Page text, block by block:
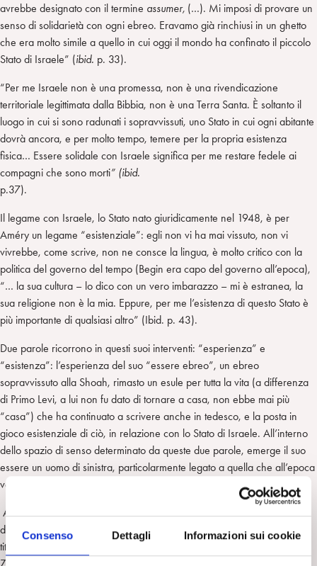
Consenso Dettagli Informazioni sui cookie
avrebbe designato con il termine assumer, (…). Mi imposi di provare un
senso di solidarietà con ogni ebreo. Eravamo già rinchiusi in un ghetto
che era molto simile a quello in cui oggi il mondo ha confinato il piccolo
Stato di Israele” (ibid. p. 33).
“Per me Israele non è una promessa, non è una rivendicazione
territoriale legittimata dalla Bibbia, non è una Terra Santa. È soltanto il
luogo in cui si sono radunati i sopravvissuti, uno Stato in cui ogni abitante
dovrà ancora, e per molto tempo, temere per la propria esistenza
fisica… Essere solidale con Israele significa per me restare fedele ai
compagni che sono morti” (ibid.
p.37).
Il legame con Israele, lo Stato nato giuridicamente nel 1948, è per
Améry un legame “esistenziale”: egli non vi ha mai vissuto, non vi
vivrebbe, come scrive, non ne consce la lingua, è molto critico con la
politica del governo del tempo (Begin era capo del governo all’epoca),
“… la sua cultura – lo dico con un vero imbarazzo – mi è estranea, la
sua religione non è la mia. Eppure, per me l’esistenza di questo Stato è
più importante di qualsiasi altro” (Ibid. p. 43).
Due parole ricorrono in questi suoi interventi: “esperienza” e
“esistenza”: l’esperienza del suo “essere ebreo”, un ebreo
sopravvissuto alla Shoah, rimasto un esule per tutta la vita (a differenza
di Primo Levi, a lui non fu dato di tornare a casa, non ebbe mai più
“casa”) che ha continuato a scrivere anche in tedesco, e la posta in
gioco esistenziale di ciò, in relazione con lo Stato di Israele. All’interno
dello spazio di senso determinato da queste due parole, emerge il suo
essere un uomo di sinistra, particolarmente legato a quella che all’epoca
veniva chiamata la “nuova sinistra” e all’esistenza dell’antisemitismo.
Améry fu dunque testimone del risorgere dall’antisemitismo all’interno
del mondo politico e culturale della “nuova sinistra”. Nell’intervento dal
titolo